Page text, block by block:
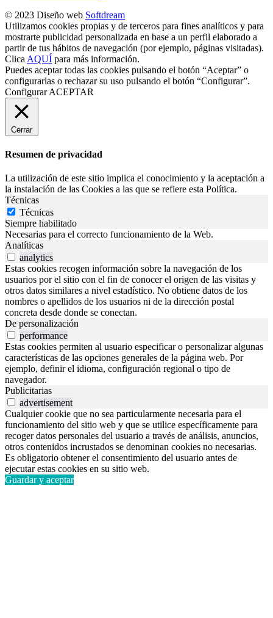
© 2023 Diseño web Softdream
Utilizamos cookies propias y de terceros para fines analíticos y para
mostrarte publicidad personalizada en base a un perfil elaborado a
partir de tus hábitos de navegación (por ejemplo, páginas visitadas).
Clica AQUÍ para más información.
Puedes aceptar todas las cookies pulsando el botón “Aceptar” o
configurarlas o rechazar su uso pulsando el botón “Configurar”.
Configurar ACEPTAR
Cerrar
Resumen de privacidad
La utilización de este sitio implica el conocimiento y la aceptación a
la instalación de las Cookies a las que se refiere esta Política.
Técnicas
Técnicas
Siempre habilitado
Necesarias para el correcto funcionamiento de la Web.
Analíticas
analytics
Estas cookies recogen información sobre la navegación de los
usuarios por el sitio con el fin de conocer el origen de las visitas y
otros datos similares a nivel estadístico. No obtiene datos de los
nombres o apellidos de los usuarios ni de la dirección postal
concreta desde donde se conectan.
De personalización
performance
Estas cookies permiten al usuario especificar o personalizar algunas
características de las opciones generales de la página web. Por
ejemplo, definir el idioma, configuración regional o tipo de
navegador.
Publicitarias
advertisement
Cualquier cookie que no sea particularmente necesaria para el
funcionamiento del sitio web y que se utilice específicamente para
recoger datos personales del usuario a través de análisis, anuncios,
otros contenidos incrustados se denominan cookies no necesarias.
Es obligatorio obtener el consentimiento del usuario antes de
ejecutar estas cookies en su sitio web.
Guardar y aceptar